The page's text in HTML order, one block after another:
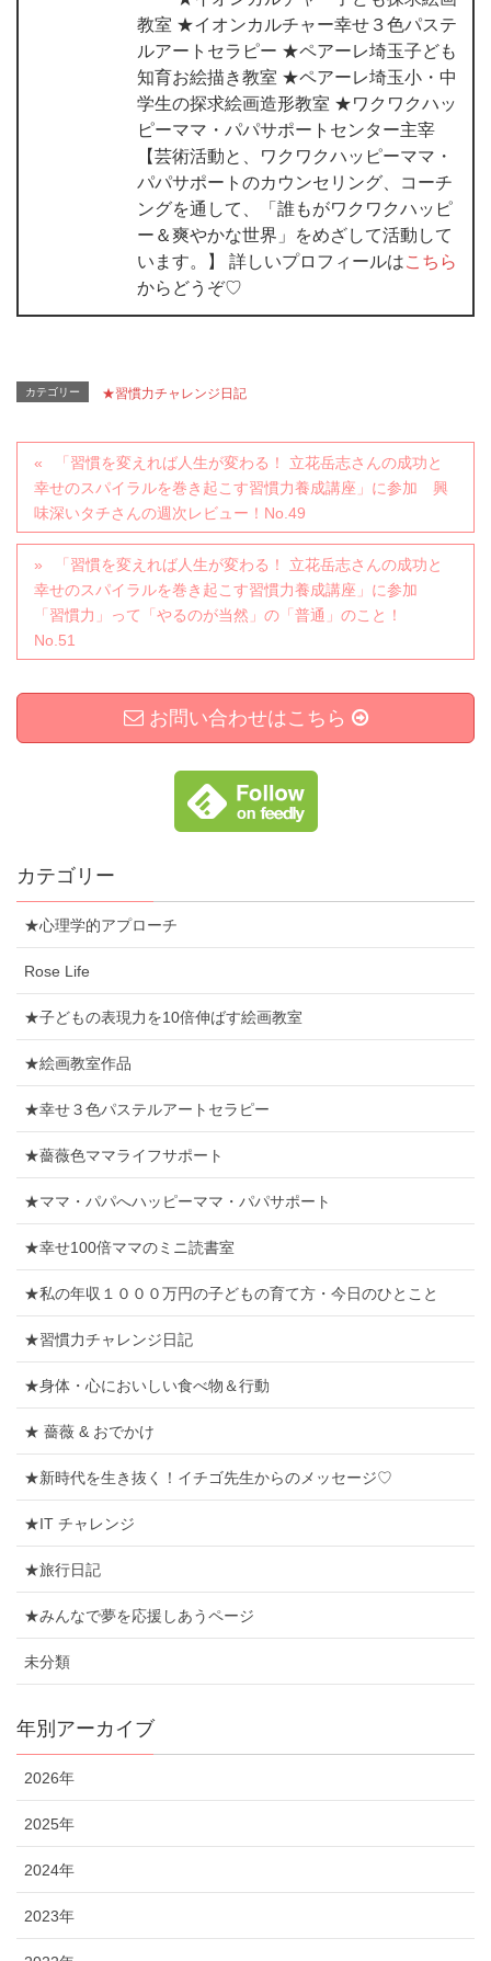
教室 ★イオンカルチャー幸せ３色パステ
ルアートセラピー ★ペアーレ埼玉子ども
知育お絵描き教室 ★ペアーレ埼玉小・中
学生の探求絵画造形教室 ★ワクワクハッ
ピーママ・パパサポートセンター主宰
【芸術活動と、ワクワクハッピーママ・
パパサポートのカウンセリング、コーチ
ングを通して、「誰もがワクワクハッピ
ー＆爽やかな世界」をめざして活動して
います。】 詳しいプロフィールはこちら
からどうぞ♡
カテゴリー ★習慣力チャレンジ日記
「習慣を変えれば人生が変わる！ 立花岳志さんの成功と
幸せのスパイラルを巻き起こす習慣力養成講座」に参加 興
味深いタチさんの週次レビュー！No.49
「習慣を変えれば人生が変わる！ 立花岳志さんの成功と
幸せのスパイラルを巻き起こす習慣力養成講座」に参加
「習慣力」って「やるのが当然」の「普通」のこと！
No.51
お問い合わせはこちら
カテゴリー
★心理学的アプローチ
Rose Life
★子どもの表現力を10倍伸ばす絵画教室
★絵画教室作品
★幸せ３色パステルアートセラピー
★薔薇色ママライフサポート
★ママ・パパへハッピーママ・パパサポート
★幸せ100倍ママのミニ読書室
★私の年収１０００万円の子どもの育て方・今日のひとこと
★習慣力チャレンジ日記
★身体・心においしい食べ物＆行動
★ 薔薇 & おでかけ
★新時代を生き抜く！イチゴ先生からのメッセージ♡
★IT チャレンジ
★旅行日記
★みんなで夢を応援しあうページ
未分類
年別アーカイブ
2026年
2025年
2024年
2023年